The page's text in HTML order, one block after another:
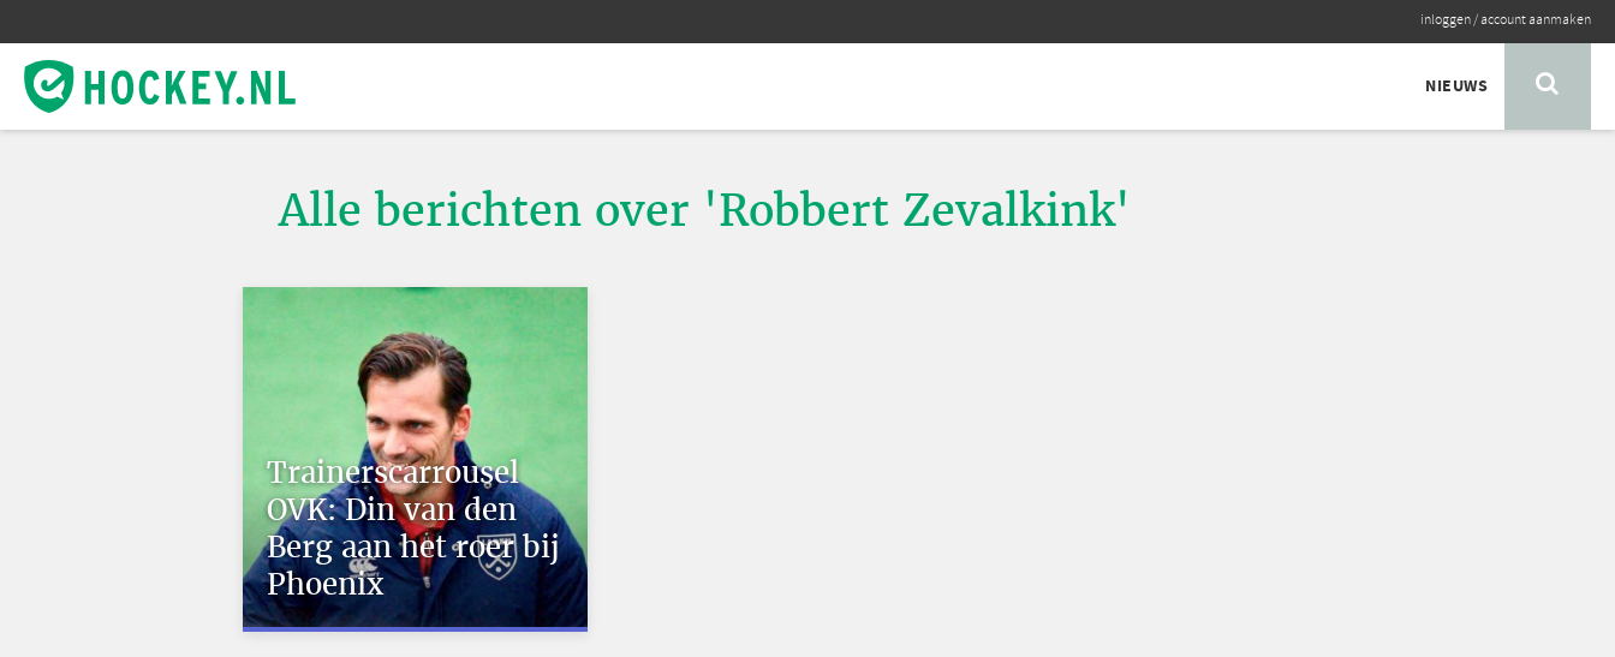
inloggen/account aanmaken
NIEUWS
Alle berichten over 'Robbert Zevalkink'
Trainerscarrousel
OVK: Din van den
Berg aan het roer bij
Phoenix